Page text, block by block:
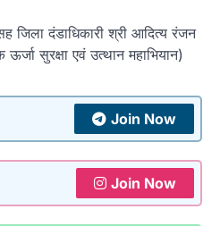
दंडाधिकारी श्री आदित्य रंजन
सुरक्षा एवं उत्थान महाभियान)
Join Now
Join Now